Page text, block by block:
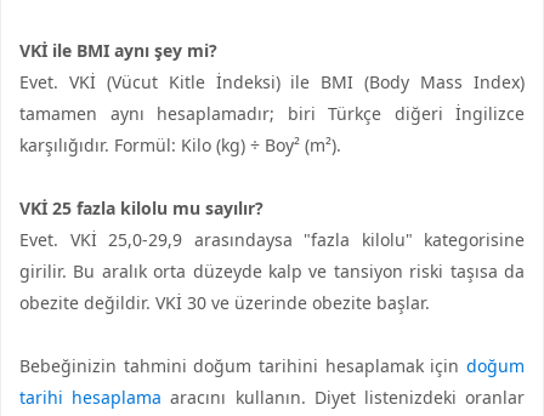
VKİ ile BMI aynı şey mi?
Evet. VKİ (Vücut Kitle İndeksi) ile BMI (Body Mass Index)
tamamen aynı hesaplamadır; biri Türkçe diğeri İngilizce
karşılığıdır. Formül: Kilo (kg) ÷ Boy² (m²).
VKİ 25 fazla kilolu mu sayılır?
Evet. VKİ 25,0-29,9 arasındaysa "fazla kilolu" kategorisine
girilir. Bu aralık orta düzeyde kalp ve tansiyon riski taşısa da
obezite değildir. VKİ 30 ve üzerinde obezite başlar.
Bebeğinizin tahmini doğum tarihini hesaplamak için doğum
tarihi hesaplama aracını kullanın. Diyet listenizdeki oranlar